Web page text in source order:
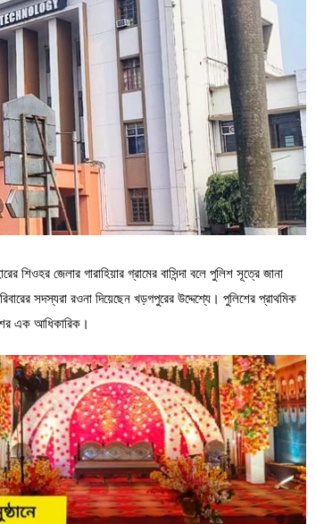
জেলার গারাহিয়ার গ্রামের বাসিন্দা বলে পুলিশ সূত্রে জানা
সদস্যরা রওনা দিয়েছেন খড়গপুরের উদ্দেশ্যে। পুলিশের প্রাথমিক
এক আধিকারিক।